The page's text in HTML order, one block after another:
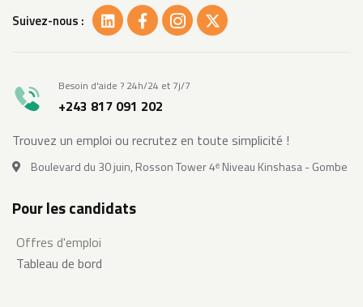
Suivez-nous :
Besoin d'aide ? 24h/24 et 7j/7
+243 817 091 202
Trouvez un emploi ou recrutez en toute simplicité !
Boulevard du 30 juin, Rosson Tower 4ᵉ Niveau Kinshasa - Gombe
Pour les candidats
Offres d'emploi
Tableau de bord